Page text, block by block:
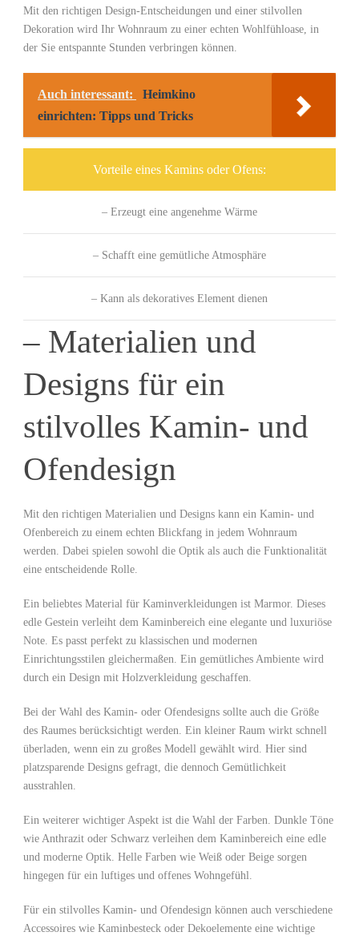
Mit den richtigen Design-Entscheidungen und einer stilvollen
Dekoration wird Ihr Wohnraum zu einer echten Wohlfühloase, in
der Sie entspannte Stunden verbringen können.
Auch interessant:
Heimkino
einrichten: Tipps und Tricks
Vorteile eines Kamins oder Ofens:
– Erzeugt eine angenehme Wärme
– Schafft eine gemütliche Atmosphäre
– Kann als dekoratives Element dienen
– Materialien und
Designs für ein
stilvolles Kamin- und
Ofendesign
Mit den richtigen Materialien und Designs kann ein Kamin- und
Ofenbereich zu einem echten Blickfang in jedem Wohnraum
werden. Dabei spielen sowohl die Optik als auch die Funktionalität
eine entscheidende Rolle.
Ein beliebtes Material für Kaminverkleidungen ist Marmor. Dieses
edle Gestein verleiht dem Kaminbereich eine elegante und luxuriöse
Note. Es passt perfekt zu klassischen und modernen
Einrichtungsstilen gleichermaßen. Ein gemütliches Ambiente wird
durch ein Design mit Holzverkleidung geschaffen.
Bei der Wahl des Kamin- oder Ofendesigns sollte auch die Größe
des Raumes berücksichtigt werden. Ein kleiner Raum wirkt schnell
überladen, wenn ein zu großes Modell gewählt wird. Hier sind
platzsparende Designs gefragt, die dennoch Gemütlichkeit
ausstrahlen.
Ein weiterer wichtiger Aspekt ist die Wahl der Farben. Dunkle Töne
wie Anthrazit oder Schwarz verleihen dem Kaminbereich eine edle
und moderne Optik. Helle Farben wie Weiß oder Beige sorgen
hingegen für ein luftiges und offenes Wohngefühl.
Für ein stilvolles Kamin- und Ofendesign können auch verschiedene
Accessoires wie Kaminbesteck oder Dekoelemente eine wichtige